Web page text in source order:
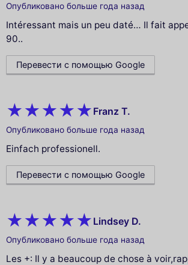
Опубликовано больше года назад
Intéressant mais un peu daté… Il fait
90..
Перевести с помощью Google
Franz T.
Опубликовано больше года назад
Einfach professionell.
Перевести с помощью Google
Lindsey D.
Опубликовано больше года назад
Les +: Il y a beaucoup de chose à